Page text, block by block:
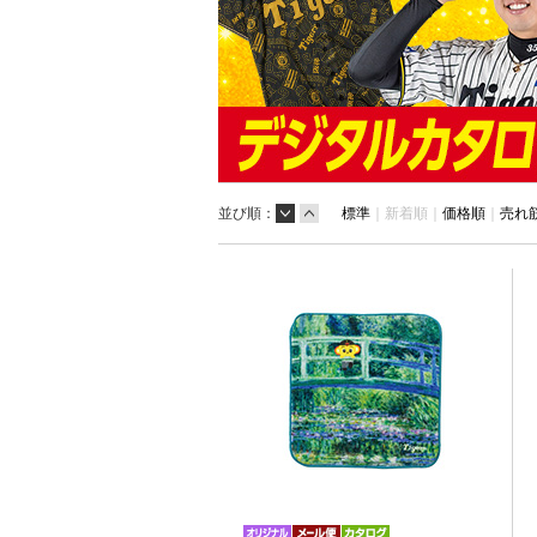
並び順： 標準 ｜ 新着順｜ 価格順 ｜ 売れ